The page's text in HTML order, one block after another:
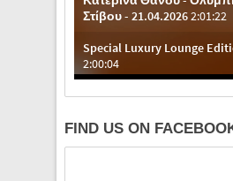
FIND US ON